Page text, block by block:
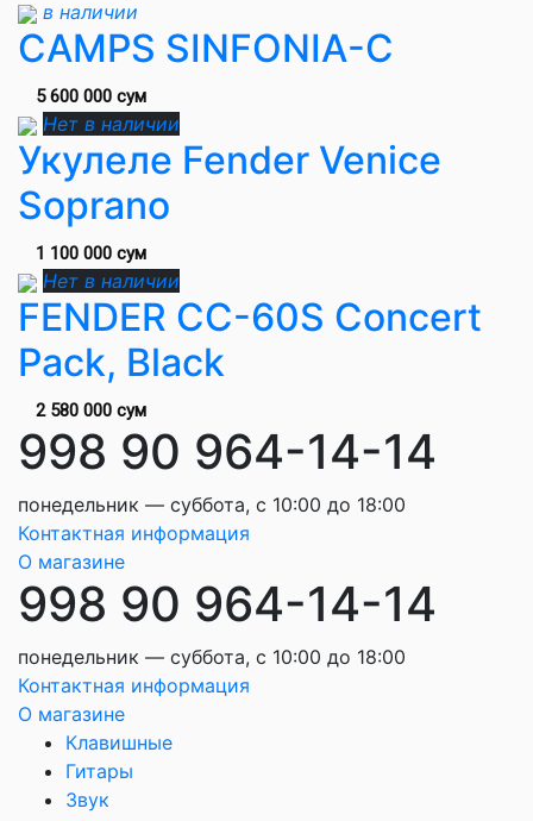
в наличии
CAMPS SINFONIA-C
5 600 000 сум
Нет в наличии
Укулеле Fender Venice
Soprano
1 100 000 сум
Нет в наличии
FENDER CC-60S Concert
Pack, Black
2 580 000 сум
998 90 964-14-14
понедельник — суббота, с 10:00 до 18:00
Контактная информация
О магазине
998 90 964-14-14
понедельник — суббота, с 10:00 до 18:00
Контактная информация
О магазине
Клавишные
Гитары
Звук